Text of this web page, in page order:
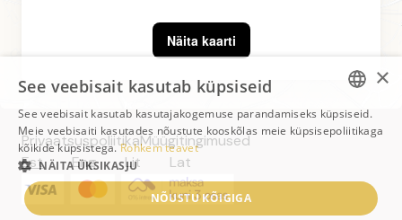
Näita kaarti
PrivaatsuspoliitikaMüügitingimused
Est
Eng Lit Lat
ESTONIAN
LITHUANIAN
LATVIAN
×
See veebisait kasutab küpsiseid
See veebisait kasutab kasutajakogemuse parandamiseks küpsiseid.
Meie veebisaiti kasutades nõustute kooskõlas meie küpsisepoliitikaga
kõikide küpsistega. Rohkem teavet
NÄITA ÜKSIKASJU
NÕUSTU KÕIGIGA